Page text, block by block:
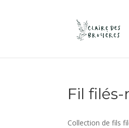
Fil
Collection de fils